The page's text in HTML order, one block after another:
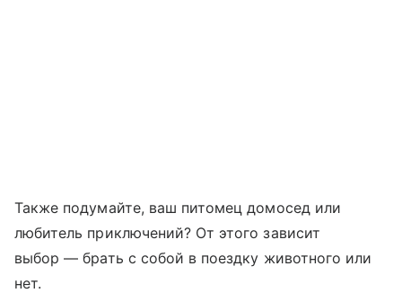
Также подумайте, ваш питомец домосед или
любитель приключений? От этого зависит
выбор — брать с собой в поездку животного или
нет.